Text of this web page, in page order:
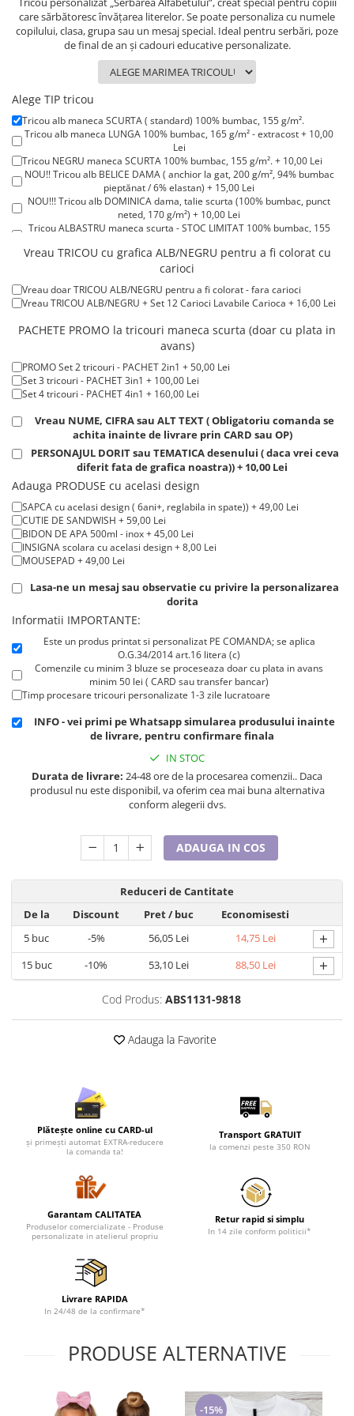
Lenjerii de pat pentru copii
Cadouri Cuplu
Pijamale de dama
Pijamale de barbati
Halate si capoate
Pijamale
WINTER Collection
Halate si pijamale Family
Incaltaminte
Umbrele
Pijamale BIG SIZE femei
Tricouri de cuplu Valentine's Day
Valentine's Day
Cadouri pentru Nasi si Fini
Cadouri Craciun
Cadouri pentru Mama
Cadouri pentru profesori sau absolventi
Cadouri Back to school
Cadouri de Paște
Cadouri Traditionale Romanesti
8 Martie
Cadouri pentru CUPLU El & Ea
Cadouri Iubitori de animale
Cadouri pentru sportivi
Cadouri Pensionare
Cadouri Colegi, sefi sau angajati
Cadouri pentru Doctori
Cadouri pentru Sfânta Maria
care sărbătoresc învățarea literelor. Se poate personaliza cu numele
copilului, clasa, grupa sau un mesaj special. Ideal pentru serbări, poze
de final de an și cadouri educative personalizate.
Alege TIP tricou
Tricou alb maneca SCURTA ( standard) 100% bumbac, 155 g/m².
Tricou alb maneca LUNGA 100% bumbac, 165 g/m² - extracost + 10,00
Lei
Tricou NEGRU maneca SCURTA 100% bumbac, 155 g/m². + 10,00 Lei
NOU!! Tricou alb BELICE DAMA ( anchior la gat, 200 g/m², 94% bumbac
pieptănat / 6% elastan) + 15,00 Lei
NOU!!! Tricou alb DOMINICA dama, talie scurta (100% bumbac, punct
neted, 170 g/m²) + 10,00 Lei
Tricou ALBASTRU maneca scurta - STOC LIMITAT 100% bumbac, 155
Tricou ROSU maneca scurta 100% bumbac, 155 g/m². + 15,00 Lei
Tricou POLO alb maneca SCURTA 200-220 g/m² - marimi COPII + 15,00
Tricou POLO alb maneca LUNGA 200-220 g/m² marimi COPII + 20,00
Lei
Tricou ROSU maneca LUNGA ( STOC LIMITAT) 100% bumbac, 165 g/m²
- extracost + 20,00 Lei
Vreau TRICOU cu grafica ALB/NEGRU pentru a fi colorat cu
carioci
Vreau doar TRICOU ALB/NEGRU pentru a fi colorat - fara carioci
Vreau TRICOU ALB/NEGRU + Set 12 Carioci Lavabile Carioca + 16,00 Lei
PACHETE PROMO la tricouri maneca scurta (doar cu plata in
avans)
PROMO Set 2 tricouri - PACHET 2in1 + 50,00 Lei
Set 3 tricouri - PACHET 3in1 + 100,00 Lei
Set 4 tricouri - PACHET 4in1 + 160,00 Lei
Vreau NUME, CIFRA sau ALT TEXT ( Obligatoriu comanda se
achita inainte de livrare prin CARD sau OP)
PERSONAJUL DORIT sau TEMATICA desenului ( daca vrei ceva
diferit fata de grafica noastra)) + 10,00 Lei
Adauga PRODUSE cu acelasi design
SAPCA cu acelasi design ( 6ani+, reglabila in spate)) + 49,00 Lei
CUTIE DE SANDWISH + 59,00 Lei
BIDON DE APA 500ml - inox + 45,00 Lei
INSIGNA scolara cu acelasi design + 8,00 Lei
MOUSEPAD + 49,00 Lei
Lasa-ne un mesaj sau observatie cu privire la personalizarea
dorita
Informatii IMPORTANTE:
Este un produs printat si personalizat PE COMANDA; se aplica
O.G.34/2014 art.16 litera (c)
Comenzile cu minim 3 bluze se proceseaza doar cu plata in avans
minim 50 lei ( CARD sau transfer bancar)
Timp procesare tricouri personalizate 1-3 zile lucratoare
INFO - vei primi pe Whatsapp simularea produsului inainte
de livrare, pentru confirmare finala
IN STOC
Durata de livrare: 24-48 ore de la procesarea comenzii.. Daca
produsul nu este disponibil, va oferim cea mai buna alternativa
conform alegerii dvs.
ADAUGA IN COS
Reduceri de Cantitate
De la
Discount Pret/ buc
Economisesti
5 buc -5% 56,05 Lei 14,75 Lei +
15buc -10% 53,10 Lei 88,50 Lei +
Cod Produs: ABS1131-9818
Adauga la Favorite
Plătește online cu CARD-ul
și primești automat EXTRA-reducere
la comanda ta!
Transport GRATUIT
la comenzi peste 350 RON
Garantam CALITATEA
Produselor comercializate - Produse
personalizate in atelierul propriu
Retur rapid si simplu
In 14 zile conform politicii*
Livrare RAPIDA
In 24/48 de la confirmare*
PRODUSE ALTERNATIVE
-15%